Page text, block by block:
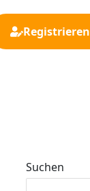
Registrieren
Suchen